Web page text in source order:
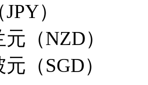
）
（NZD）
（SGD）